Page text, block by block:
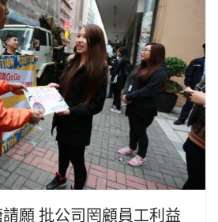
願 批公司罔顧員工利益